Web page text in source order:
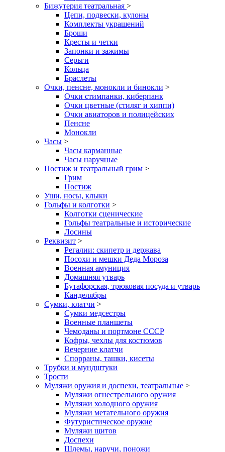
Бижутерия театральная >
Цепи, подвески, кулоны
Комплекты украшений
Броши
Кресты и четки
Запонки и зажимы
Серьги
Кольца
Браслеты
Очки, пенсне, монокли и бинокли >
Очки стимпанки, киберпанк
Очки цветные (стиляг и хиппи)
Очки авиаторов и полицейских
Пенсне
Монокли
Часы >
Часы карманные
Часы наручные
Постиж и театральный грим >
Грим
Постиж
Уши, носы, клыки
Гольфы и колготки >
Колготки сценические
Гольфы театральные и исторические
Лосины
Реквизит >
Регалии: скипетр и держава
Посохи и мешки Деда Мороза
Военная амуниция
Домашняя утварь
Бутафорская, трюковая посуда и утварь
Канделябры
Сумки, клатчи >
Сумки медсестры
Военные планшеты
Чемоданы и портмоне СССР
Кофры, чехлы для костюмов
Вечерние клатчи
Спорраны, ташки, кисеты
Трубки и мундштуки
Трости
Муляжи оружия и доспехи, театральные >
Муляжи огнестрельного оружия
Муляжи холодного оружия
Муляжи метательного оружия
Футуристическое оружие
Муляжи щитов
Доспехи
Шлемы, наручи, поножи